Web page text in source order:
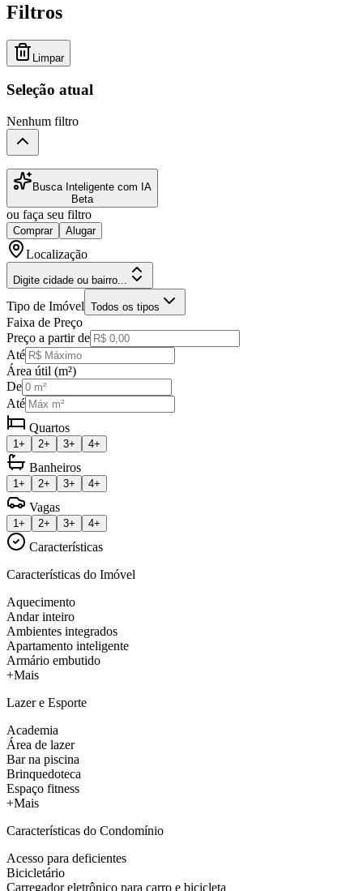
Filtros
Limpar
Seleção atual
Nenhum filtro
Busca Inteligente com IA
Beta
ou faça seu filtro
Comprar Alugar
Localização
Digite cidade ou bairro...
Tipo de Imóvel Todos os tipos
Faixa de Preço
Preço a partir de
Até
Área útil (m²)
De
Até
Quartos
1+ 2+ 3+ 4+
Banheiros
1+ 2+ 3+ 4+
Vagas
1+ 2+ 3+ 4+
Características
Características do Imóvel
Aquecimento
Andar inteiro
Ambientes integrados
Apartamento inteligente
Armário embutido
+Mais
Lazer e Esporte
Academia
Área de lazer
Bar na piscina
Brinquedoteca
Espaço fitness
+Mais
Características do Condomínio
Acesso para deficientes
Bicicletário
Carregador eletrônico para carro e bicicleta